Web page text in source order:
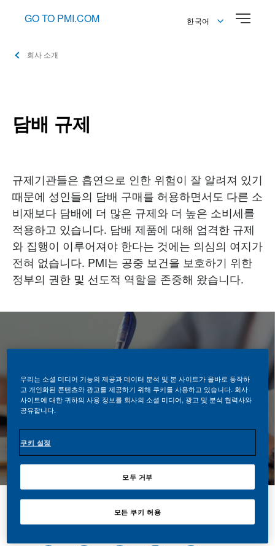
GO TO PMI.COM
한국어
회사 소개
담배 규제
규제기관들은 흡연으로 인한 위험이 잘 알려져 있기
때문에 성인들의 담배 구매를 허용하면서도 다른 소
비재보다 담배에 더 많은 규제와 더 높은 소비세를
적용하고 있습니다. 담배 제품에 대해 엄격한 규제
와 집행이 이루어져야 한다는 것에는 의심의 여지가
전혀 없습니다. PMI는 공중 보건을 보호하기 위한
정부의 권한 및 선도적 역할을 존중해 왔습니다.
공유하기
우리는 소셜 미디어 기능의 제공과 데이터 분석 및 본 사이트가 올바로 동작하
고 개인화된 콘텐츠와 광고를 제공하기 위해 쿠키를 사용하고 있습니다. 회사
사이트에 대한 귀하의 사용 정보를 회사의 소셜 미디어, 광고 및 분석 협력사와
공유합니다.
쿠키 설정
모두 거부
모든 쿠키 허용